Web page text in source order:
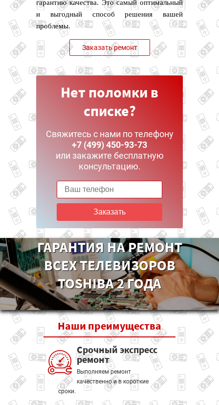
гарантию качества. Это самый оптимальный
и выгодный способ решения вашей
проблемы.
Заказать ремонт
Нет поломки в
списке?
Свяжитесь с нами по телефону
+7 (499) 450-93-73
или закажите бесплатную
консультацию.
Заказать
ГАРАНТИЯ НА РЕМОНТ
ВСЕХ ТЕЛЕВИЗОРОВ
TOSHIBA 2 ГОДА
Нашипреимущества
Срочный экспресс
ремонт
Выполняем ремонт
качественно и в короткие
сроки.